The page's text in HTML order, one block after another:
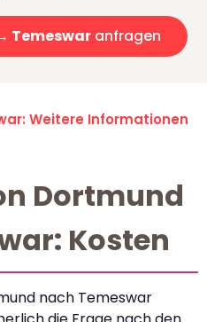
Temeswar anfragen
Weitere Informationen
Dortmund
Kosten
nach Temeswar